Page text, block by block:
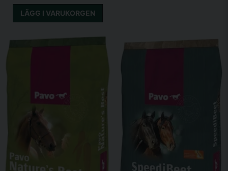
LÄGG I VARUKORGEN